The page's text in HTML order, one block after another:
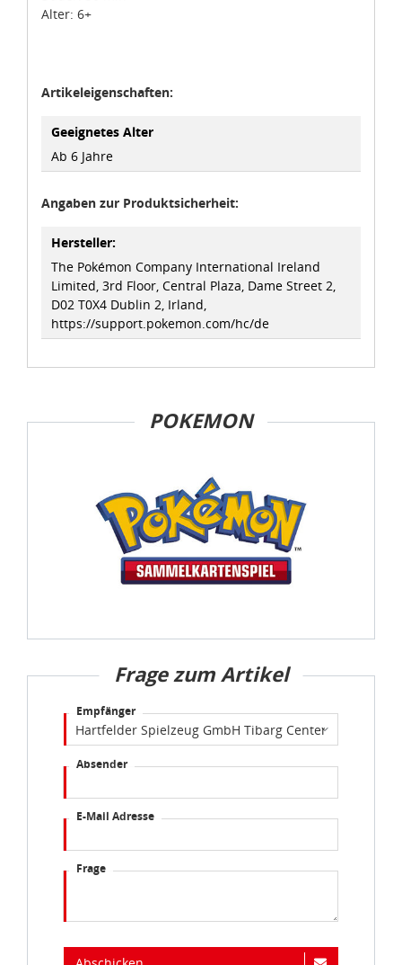
idee+spiel Betriebs-GmbH
Alter: 6+
Artikeleigenschaften:
Geeignetes Alter
Ab 6 Jahre
Angaben zur Produktsicherheit:
Hersteller:
The Pokémon Company International Ireland
Limited, 3rd Floor, Central Plaza, Dame Street 2,
D02 T0X4 Dublin 2, Irland,
https://support.pokemon.com/hc/de
POKEMON
Frage zum Artikel
Empfänger
Absender
E-Mail Adresse
Frage